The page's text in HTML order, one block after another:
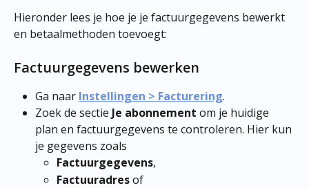
Hieronder lees je hoe je je factuurgegevens bewerkt
en betaalmethoden toevoegt:
Factuurgegevens bewerken
Ga naar Instellingen > Facturering.
Zoek de sectie Je abonnement om je huidige
plan en factuurgegevens te controleren. Hier kun
je gegevens zoals
Factuurgegevens,
Factuuradres of